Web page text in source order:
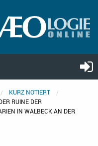
KURZ NOTIERT
RUINE DER
IN WALBECK AN DER